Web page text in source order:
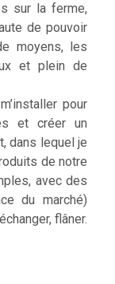
sur la ferme,
de pouvoir
moyens, les
et plein de
pour
et créer un
dans lequel je
de notre
avec des
du marché)
flâner.